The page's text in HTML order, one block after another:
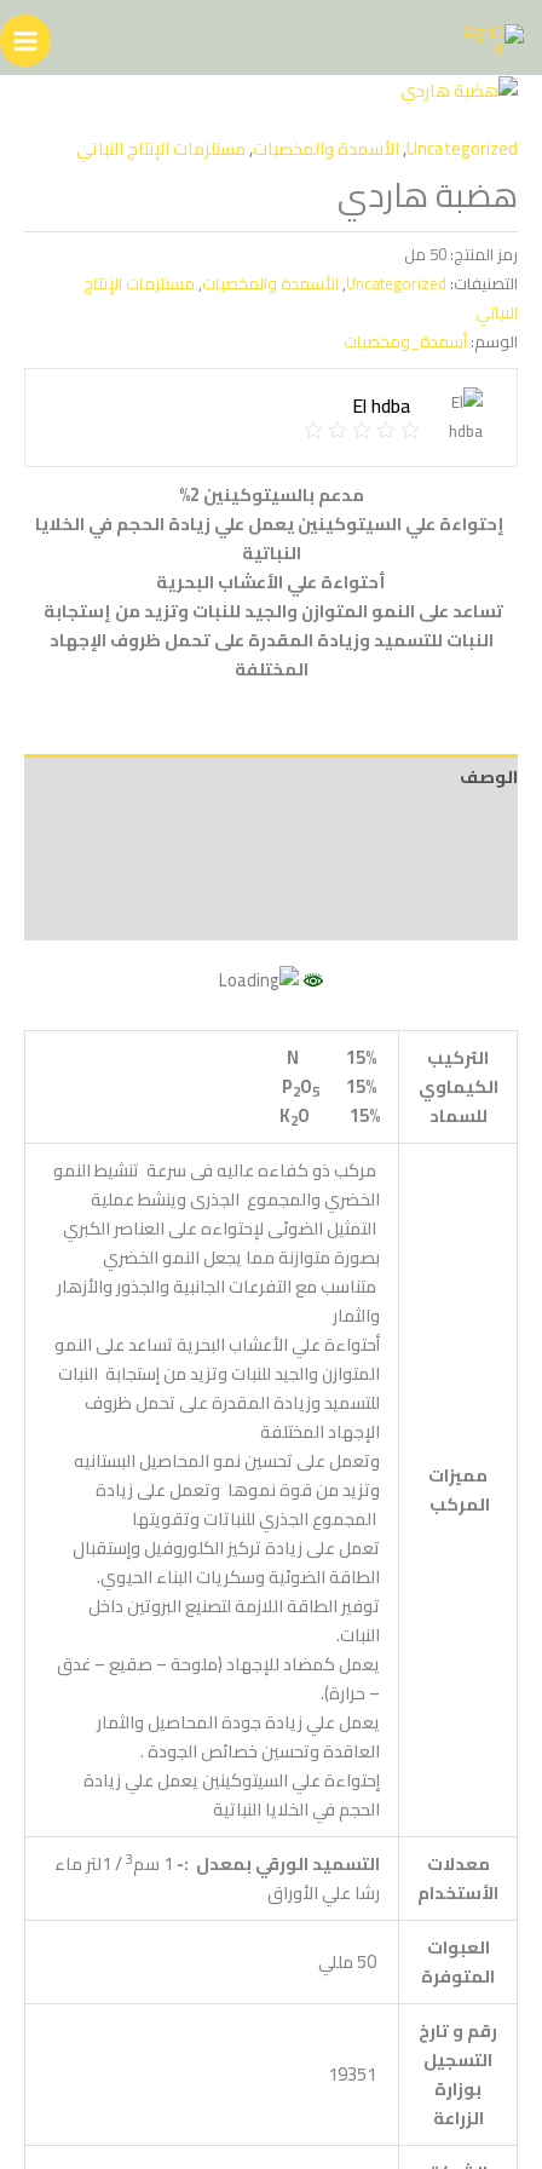
إلى
المحتوى
Uncategorized
,الأسمدة والمخصبات,مستلزمات الإنتاج النباتي
هضبة هاردي
رمز المنتج:50 مل
التصنيفات: Uncategorized
,الأسمدة والمخصبات,مستلزمات الإنتاج
النباتي
الوسم:أسمدة_ومخصبات
El hdba
مدعم بالسيتوكينين 2%
إحتواءة علي السيتوكينين يعمل علي زيادة الحجم في الخلايا
النباتية
أحتواءة علي الأعشاب البحرية
تساعد على النمو المتوازن والجيد للنبات وتزيد من إستجابة
النبات للتسميد وزيادة المقدرة على تحمل ظروف الإجهاد
المختلفة
الوصف
التركيب
الكيماوي
للسماد
15%
2O5 15%
K2O 15%
مميزات
المركب
مركب ذو كفاءه عاليه فى سرعة تنشيط النمو
الخضري والمجموع الجذرى وينشط عملية
التمثيل الضوئى لإحتواءه على العناصر الكبري
بصورة متوازنة مما يجعل النمو الخضري
متناسب مع التفرعات الجانبية والجذور والأزهار
والثمار
أحتواءة علي الأعشاب البحرية تساعد على النمو
المتوازن والجيد للنبات وتزيد من إستجابة النبات
للتسميد وزيادة المقدرة على تحمل ظروف
الإجهاد المختلفة
وتعمل على تحسين نمو المحاصيل البستانيه
وتزيد من قوة نموها وتعمل على زيادة
المجموع الجذري للنباتات وتقويتها
تعمل على زيادة تركيز الكلوروفيل وإستقبال
الطاقة الضوئية وسكريات البناء الحيوي.
توفير الطاقة اللازمة لتصنيع البروتين داخل
النبات.
يعمل كمضاد للإجهاد (ملوحة – صقيع – غدق
– حرارة).
يعمل علي زيادة جودة المحاصيل والثمار
العاقدة وتحسين خصائص الجودة .
إحتواءة علي السيتوكينين يعمل علي زيادة
الحجم في الخلايا النباتية
معدلات
الأستخدام
التسميد الورقي بمعدل :- 3
/ 1لتر ماء
رشا علي الأوراق
العبوات
المتوفرة
رقم و تارخ
التسجيل
بوزارة
الزراعة